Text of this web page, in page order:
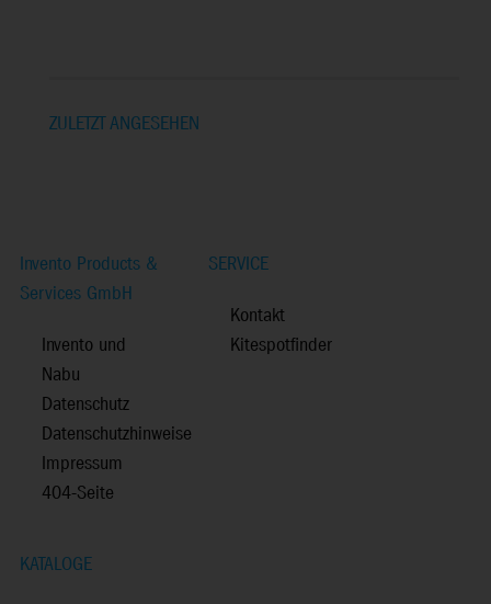
ZULETZT ANGESEHEN
Invento Products &
Services GmbH
Invento und
Nabu
Datenschutz
Datenschutzhinweise
Impressum
404-Seite
SERVICE
Kontakt
Kitespotfinder
KATALOGE